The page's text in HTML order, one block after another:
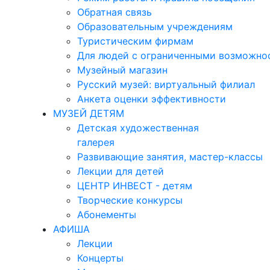
Обратная связь
Образовательным учреждениям
Туристическим фирмам
Для людей с ограниченными
Музейный магазин
Русский музей: виртуальный филиал
Анкета оценки эффективности
МУЗЕЙ ДЕТЯМ
Детская художественная
галерея
Развивающие занятия, мастер-классы
Лекции для детей
ЦЕНТР ИНВЕСТ - детям
Творческие конкурсы
Абонементы
АФИША
Лекции
Концерты